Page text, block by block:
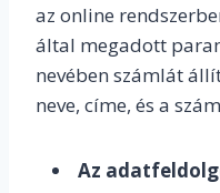
az online
által megadott
nevében számlát
neve, címe, és a
Az